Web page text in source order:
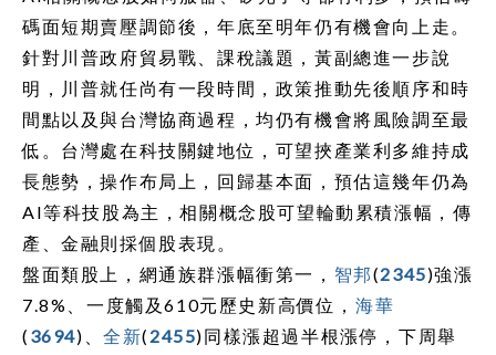
碼面短期賣壓調節後，年底至明年仍有機會向上走。
針對川普政府貿易戰、課稅議題，黃副總進一步說
明，川普就任尚有一段時間，政策推動先後順序和時
間點以及與台灣協商過程，均仍有機會將風險調至最
低。台灣處在科技關鍵地位，可望挾產業利多維持成
長態勢，操作布局上，回歸基本面，預估這幾年仍為
AI等科技股為主，相關概念股可望輪動累積漲幅，傳
產、金融則採個股表現。
盤面類股上，網通族群漲幅衝第一， 智邦(2345)強漲
7.8%、一度觸及610元歷史新高價位， 海華
( 3694)、全新( 2455)同樣漲超過半根漲停，下周舉